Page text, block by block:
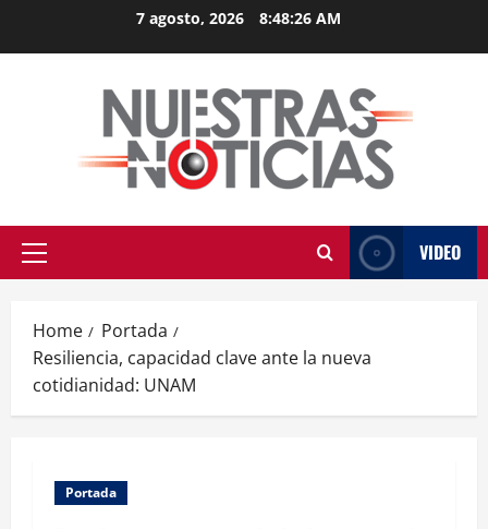
7 agosto, 2026 8:48:27 AM
Primary
VIDEO
Home
Portada
Resiliencia, capacidad clave ante la nueva
cotidianidad: UNAM
Portada